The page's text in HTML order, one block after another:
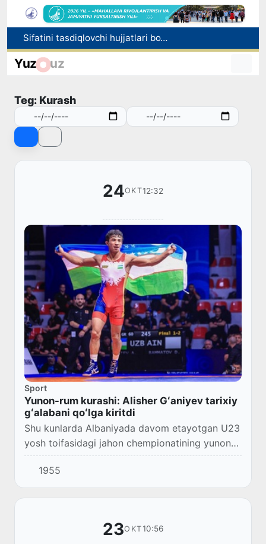
Sifatini tasdiqlovchi hujjatlari bo‘lmagan dori vositalarining muomalaga kiritilishining oldi olindi
Rieltorlik faoliyati tartibga solindi
“Men tanigan O‘zbekiston!”
O'zbekistonda zilzila sodir bo'ldi
Yuz uz
Teg: Kurash
24OKT12:32
Sport
Yunon-rum kurashi: Alisher Gʻaniyev tarixiy
gʻalabani qoʻlga kiritdi
Shu kunlarda Albaniyada davom etayotgan U23
yosh toifasidagi jahon chempionatining yunon-
rum kurashi bahslari poyoniga yetdi.
1955
23OKT10:56